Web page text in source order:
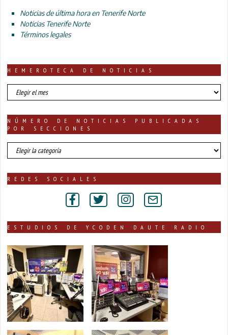
Noticias de última hora en Tenerife Norte
Noticias Tenerife Norte
Términos legales
HEMEROTECA DE NOTICIAS
HEMEROTECA
DE
NÚMERO DE NOTICIAS PUBLICADAS
POR SECCIONES
número
de
publicadas
REDES SOCIALES
ESTUDIOS DE YCODEN DAUTE RADIO